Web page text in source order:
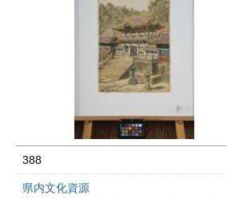
388
県内文化資源